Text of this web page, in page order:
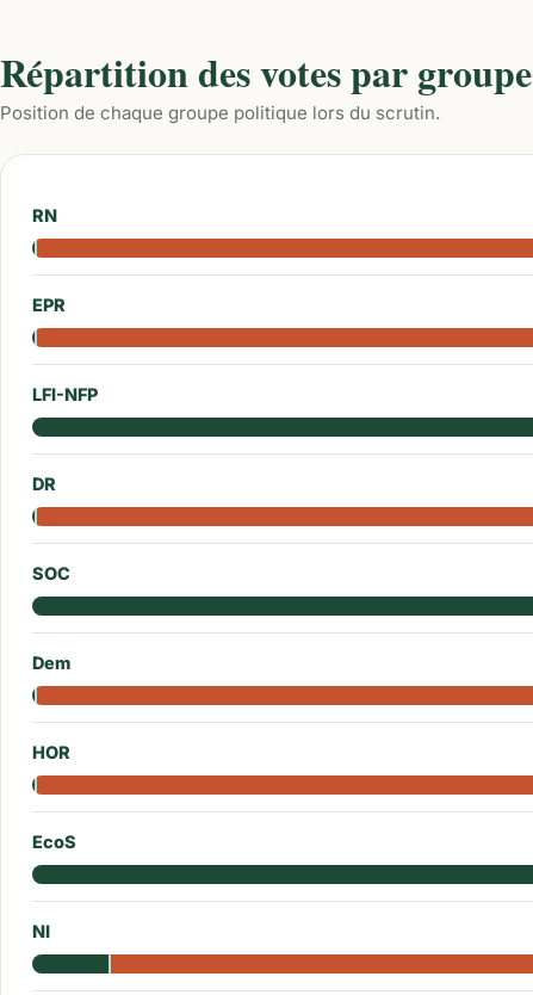
Répartition des votes par groupe
Position de chaque groupe politique lors du scrutin.
RN
EPR
LFI-NFP
DR
SOC
Dem
HOR
EcoS
NI